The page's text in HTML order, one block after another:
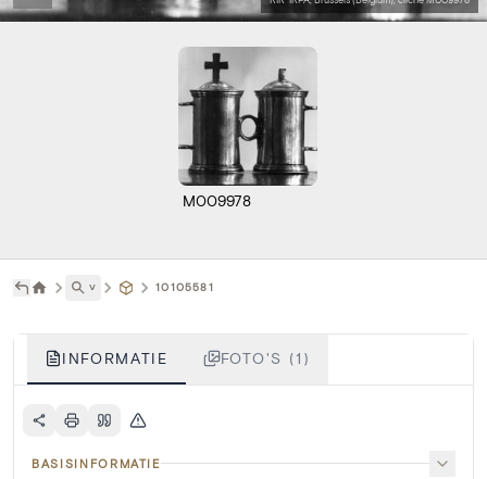
M009978
˅ 10105581
INFORMATIE FOTO'S (1)
BASISINFORMATIE